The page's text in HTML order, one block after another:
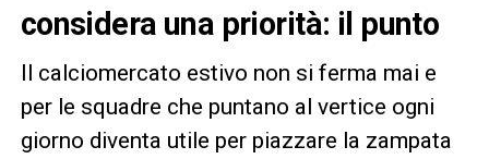
considera una priorità: il punto
Il calciomercato estivo non si ferma mai e
per le squadre che puntano al vertice ogni
giorno diventa utile per piazzare la zampata